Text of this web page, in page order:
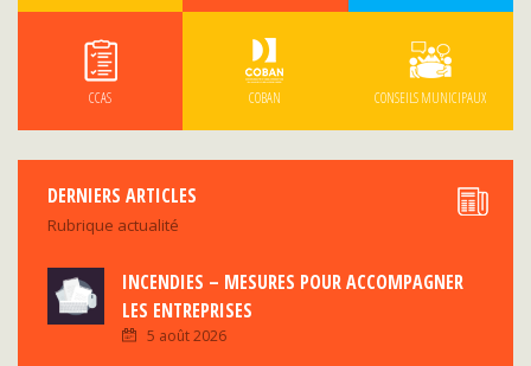
CCAS COBAN CONSEILS MUNICIPAUX
DERNIERS ARTICLES
Rubrique actualité
INCENDIES – MESURES POUR ACCOMPAGNER
LES ENTREPRISES
5 août 2026